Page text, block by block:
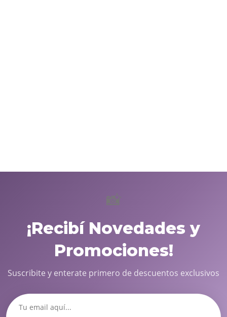
📸
¡Recibí Novedades y
Promociones!
Suscribite y enterate primero de descuentos exclusivos